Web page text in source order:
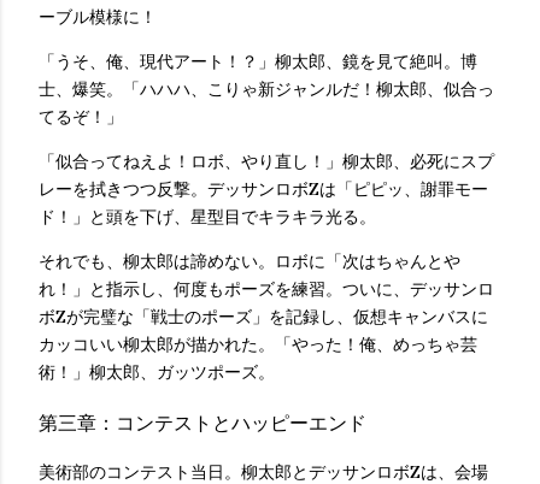
ーブル模様に！
「うそ、俺、現代アート！？」柳太郎、鏡を見て絶叫。博
士、爆笑。「ハハハ、こりゃ新ジャンルだ！柳太郎、似合っ
てるぞ！」
「似合ってねえよ！ロボ、やり直し！」柳太郎、必死にスプ
レーを拭きつつ反撃。デッサンロボZは「ピピッ、謝罪モー
ド！」と頭を下げ、星型目でキラキラ光る。
それでも、柳太郎は諦めない。ロボに「次はちゃんとや
れ！」と指示し、何度もポーズを練習。ついに、デッサンロ
ボZが完璧な「戦士のポーズ」を記録し、仮想キャンバスに
カッコいい柳太郎が描かれた。「やった！俺、めっちゃ芸
術！」柳太郎、ガッツポーズ。
第三章：コンテストとハッピーエンド
美術部のコンテスト当日。柳太郎とデッサンロボZは、会場